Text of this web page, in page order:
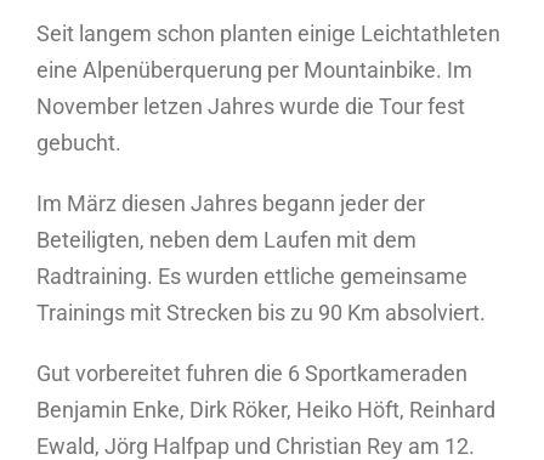
Seit langem schon planten einige Leichtathleten
eine Alpenüberquerung per Mountainbike. Im
November letzen Jahres wurde die Tour fest
gebucht.
Im März diesen Jahres begann jeder der
Beteiligten, neben dem Laufen mit dem
Radtraining. Es wurden ettliche gemeinsame
Trainings mit Strecken bis zu 90 Km absolviert.
Gut vorbereitet fuhren die 6 Sportkameraden
Benjamin Enke, Dirk Röker, Heiko Höft, Reinhard
Ewald, Jörg Halfpap und Christian Rey am 12.